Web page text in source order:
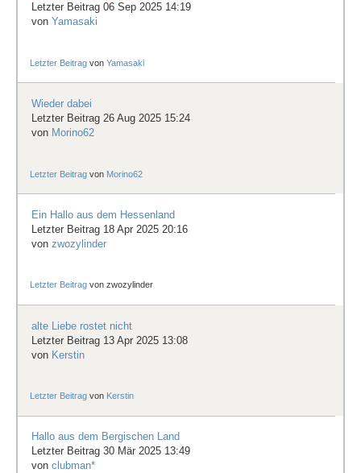
Letzter Beitrag 06 Sep 2025 14:19
von Yamasaki
Letzter Beitrag vonYamasaki
Wieder dabei
Letzter Beitrag 26 Aug 2025 15:24
von Morino62
Letzter Beitrag von Morino62
Ein Hallo aus dem Hessenland
Letzter Beitrag 18 Apr 2025 20:16
von zwozylinder
Letzter Beitrag vonzwozylinder
alte Liebe rostet nicht
Letzter Beitrag 13 Apr 2025 13:08
von Kerstin
Letzter Beitrag von Kerstin
Hallo aus dem Bergischen Land
Letzter Beitrag 30 Mär 2025 13:49
von clubman*